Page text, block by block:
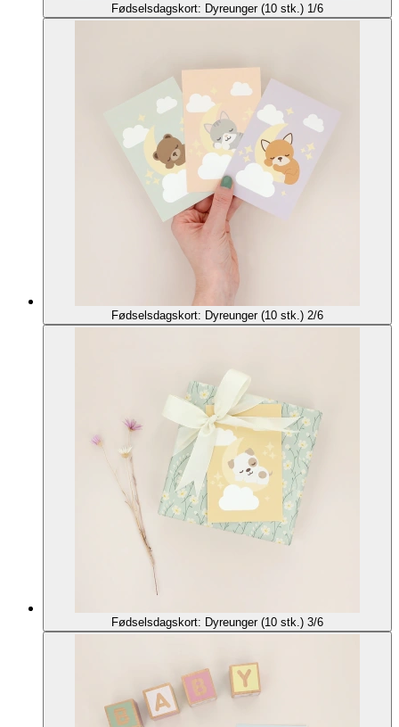
Fødselsdagskort: Dyreunger (10 stk.) 1/6
Fødselsdagskort: Dyreunger (10 stk.) 2/6
Fødselsdagskort: Dyreunger (10 stk.) 3/6